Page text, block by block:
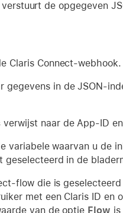
de opgegeven
Claris Connect-webhook.
gegevens in de JSON-
verwijst naar de App-ID
variabele waarvan u de
geselecteerd in de
flow die is
met een Claris ID en
van de optie Flow